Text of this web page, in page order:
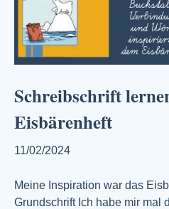
Schreibschrift
Eisbärenheft
11/02/2024
Meine Inspiration war das
Grundschrift Ich habe mir mal